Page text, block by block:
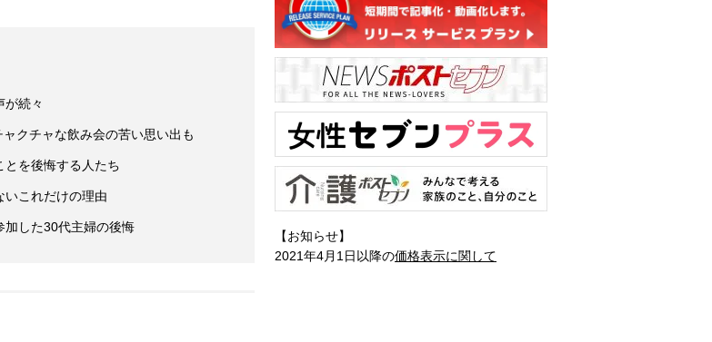
続々
クチャな飲み会の苦い思い出も
とを後悔する人たち
これだけの理由
加した30代主婦の後悔
【お知らせ】
2021年4月1日以降の価格表示に関して